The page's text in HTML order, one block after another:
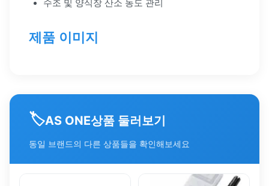
수조 및 양식장 산소 농도 관리
제품 이미지
🏷️AS ONE상품 둘러보기
동일 브랜드의 다른 상품들을 확인해보세요